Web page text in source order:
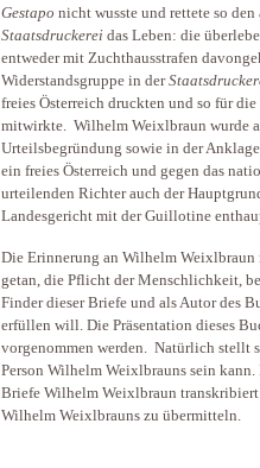
Gestapo nicht wusste und rettete so
Staatsdruckerei das Leben: die
entweder mit Zuchthausstrafen
Widerstandsgruppe in der
freies Österreich druckten und so für
mitwirkte. Wilhelm Weixlbraun wurde
Urteilsbegründung sowie in der
ein freies Österreich und gegen das
urteilenden Richter auch der
Landesgericht mit der Guillotine
Die Erinnerung an Wilhelm Weixlbraun
getan, die Pflicht der Menschlichkeit,
Finder dieser Briefe und als Autor des
erfüllen will. Die Präsentation dieses
vorgenommen werden. Natürlich stellt
Person Wilhelm Weixlbrauns sein
Briefe Wilhelm Weixlbraun
Wilhelm Weixlbrauns zu übermitteln.